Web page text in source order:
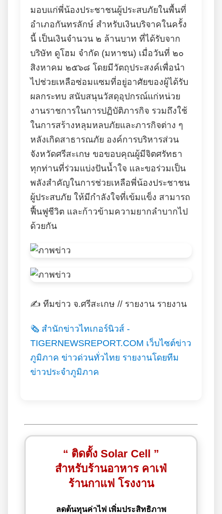
มอบแก่พี่น้องประชาชนผู้ประสบภัยในพื้นที่
อำเภอกันทรลักษ์ สำหรับเงินบริจาคในครั้ง
นี้ เป็นเงินจำนวน ๒ ล้านบาท ที่ได้รับจาก
บริษัท ดูโฮม จำกัด (มหาชน) เมื่อวันที่ ๒๐
สิงหาคม ๒๕๖๘ โดยมีวัตถุประสงค์เพื่อนำ
ไปช่วยเหลือซ่อมแซมที่อยู่อาศัยของผู้ได้รับ
ผลกระทบ สนับสนุนวัสดุอุปกรณ์แก่หน่วย
งานราชการในการปฏิบัติภารกิจ รวมถึงใช้
ในการสร้างหลุมหลบภัยและภารกิจต่าง ๆ
หลังเกิดสาธารณภัย องค์การบริหารส่วน
จังหวัดศรีสะเกษ ขอขอบคุณผู้มีจิตศรัทธา
ทุกท่านที่ร่วมแบ่งปันน้ำใจ และขอร่วมเป็น
พลังสำคัญในการช่วยเหลือพี่น้องประชาชน
ผู้ประสบภัย ให้มีกำลังใจที่เข้มแข็ง สามารถ
ฟื้นฟูชีวิต และก้าวข้ามความยากลำบากไป
ด้วยกัน
✍️ ทีมข่าว จ.ศรีสะเกษ // รายงาน รายงาน
🗞️ สำนักข่าวไทเกอร์นิวส์ -
TIGERNEWSREPORT.COM เว็บไซต์ข่าว
ภูมิภาค ข่าวด่วนทั่วไทย รายงานโดยทีม
ข่าวประจำภูมิภาค
“ ติดตั้ง Solar Cell ”
สำหรับร้านอาหาร คาเฟ่
ร้านกาแฟ โรงงาน
ลดต้นทุนค่าไฟ เพิ่มประสิทธิภาพ